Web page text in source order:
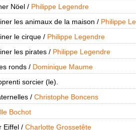
Nöel/ Philippe Legendre
les animaux de la maison / Philippe
le cirque/ Philippe Legendre
les pirates/ Philippe Legendre
ronds/ Dominique Maume
sorcier (le).
/ Christophe Boncens
Bochot
Eiffel/ Charlotte Grossetête